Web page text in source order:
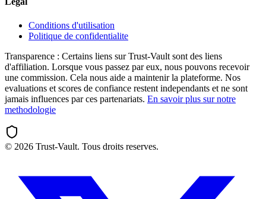
Conditions d'utilisation
Politique de confidentialite
Transparence : Certains liens sur Trust-Vault sont des liens
d'affiliation. Lorsque vous passez par eux, nous pouvons recevoir
une commission. Cela nous aide a maintenir la plateforme. Nos
evaluations et scores de confiance restent independants et ne sont
jamais influences par ces partenariats. En savoir plus sur notre
methodologie
© 2026 Trust-Vault. Tous droits reserves.